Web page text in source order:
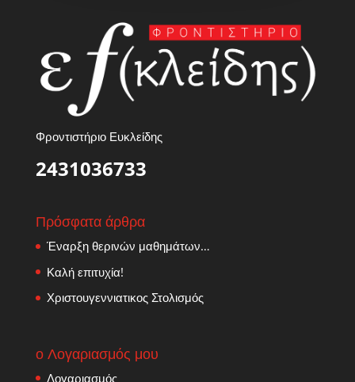
Φροντιστήριο Ευκλείδης
2431036733
Πρόσφατα άρθρα
Έναρξη θερινών μαθημάτων…
Καλή επιτυχία!
Χριστουγεννιατικος Στολισμός
ο Λογαριασμός μου
Λογαριασμός